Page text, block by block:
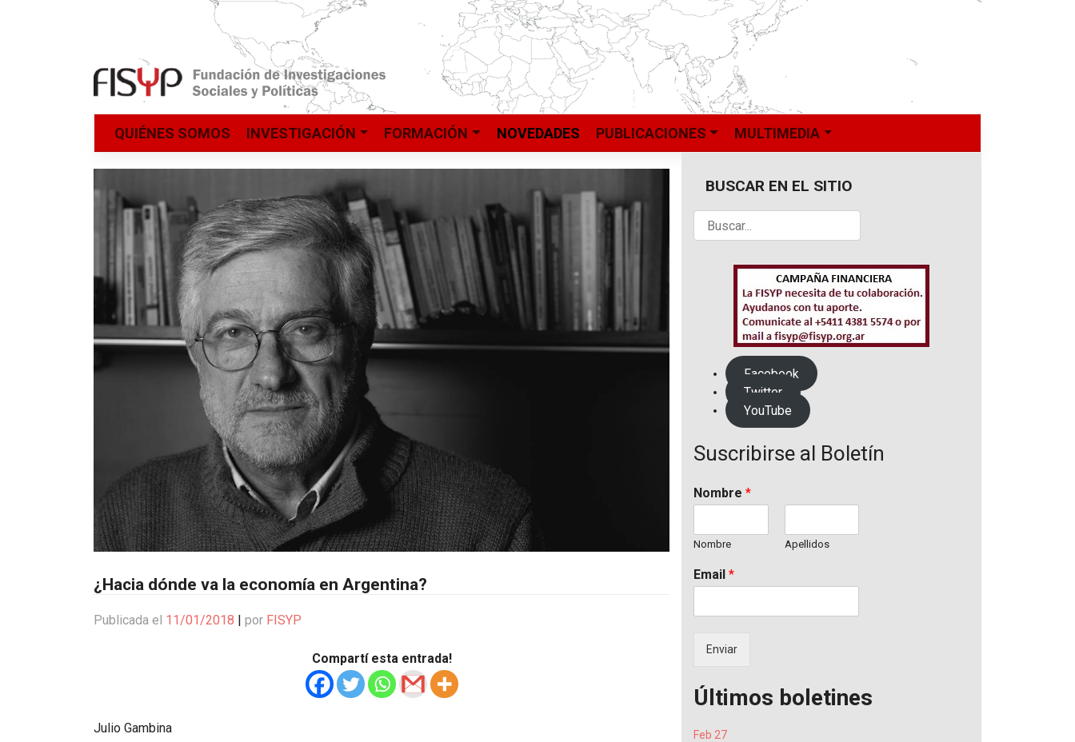
QUIÉNES SOMOS INVESTIGACIÓN FORMACIÓN NOVEDADES PUBLICACIONES MULTIMEDIA
¿Hacia dónde va la economía en Argentina?
Publicada el 11/01/2018 por FISYP
Compartí esta entrada!
Julio Gambina
BUSCAR EN EL SITIO
Facebook
Twitter
YouTube
Suscribirse al Boletín
Nombre *
Nombre Apellidos
Email *
Enviar
Últimos boletines
Feb 27